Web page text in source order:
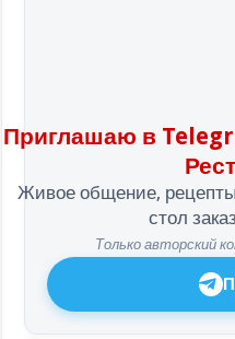
Приглашаю в
Живое общение,
стол
Только авторский